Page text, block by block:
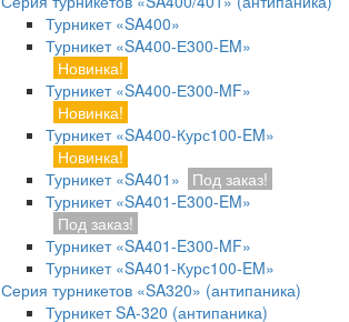
Турникет «SA400»
Турникет «SA400-Е300-EM»
Новинка!
Турникет «SA400-Е300-MF»
Новинка!
Турникет «SA400-Курс100-EM»
Новинка!
Турникет «SA401»
Под заказ!
Турникет «SA401-E300-EM»
Под заказ!
Турникет «SA401-E300-MF»
Турникет «SA401-Курс100-EM»
Серия турникетов «SA320» (антипаника)
Турникет SA-320 (антипаника)